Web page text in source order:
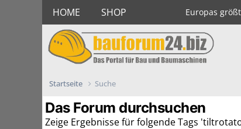
HOME SHOP Europas
Startseite Suche
Das Forum durchsuchen
Zeige Ergebnisse für folgende Tags